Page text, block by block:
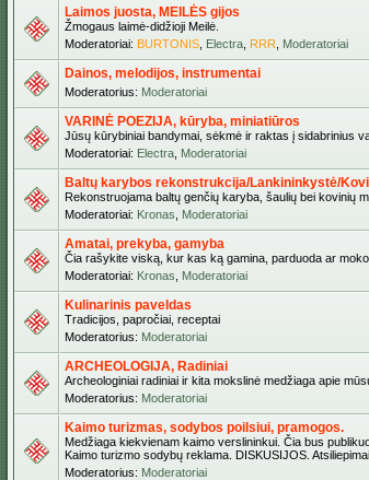
Laimos juosta, MEILĖS gijos
Žmogaus laimė-didžioji Meilė.
Moderatoriai: BURTONIS Electra RRR Moderatoriai
Dainos, melodijos, instrumentai
Moderatorius: Moderatoriai
VARINĖ POEZIJA, kūryba, miniatiūros
Jūsų kūrybiniai bandymai, sėkmė ir raktas į sidabrinius
Moderatoriai: Electra Moderatoriai
Baltų karybos rekonstrukcija/Lankininkystė/
Rekonstruojama baltų genčių karyba, šaulių bei kovinių
Moderatoriai: Kronas Moderatoriai
Amatai, prekyba, gamyba
Čia rašykite viską, kur kas ką gamina, parduoda ar
Moderatoriai: Kronas Moderatoriai
Kulinarinis paveldas
Tradicijos, papročiai, receptai
Moderatorius: Moderatoriai
ARCHEOLOGIJA, Radiniai
Archeologiniai radiniai ir kita mokslinė medžiaga apie
Moderatorius: Moderatoriai
Kaimo turizmas, sodybos poilsiui, pramogos.
Medžiaga kiekvienam kaimo verslininkui. Čia bus
Kaimo turizmo sodybų reklama. DISKUSIJOS.
Moderatorius: Moderatoriai